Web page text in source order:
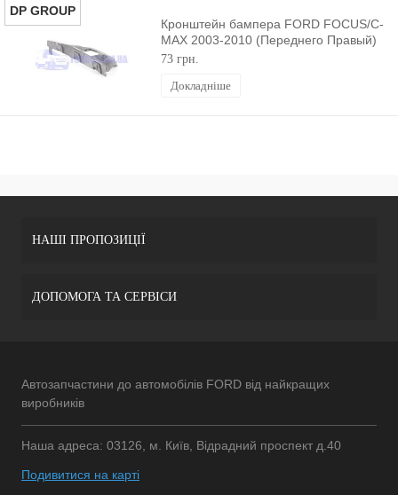
DP GROUP
Кронштейн бампера FORD FOCUS/C-
MAX 2003-2010 (Переднего Правый)
DP GROUP
73 грн.
Докладніше
НАШІ ПРОПОЗИЦІЇ
ДОПОМОГА ТА СЕРВІСИ
Автозапчастини до автомобілів FORD від найкращих
виробників
Наша адреса: 03126, м. Київ, Відрадний проспект д.40
Подивитися на карті